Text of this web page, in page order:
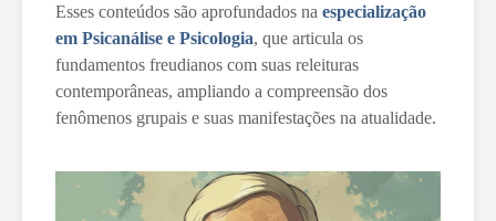
Esses conteúdos são aprofundados na especialização
em Psicanálise e Psicologia, que articula os
fundamentos freudianos com suas releituras
contemporâneas, ampliando a compreensão dos
fenômenos grupais e suas manifestações na atualidade.